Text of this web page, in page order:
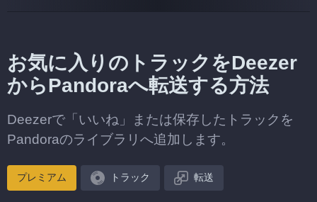
お気に入りのトラックをDeezer
からPandoraへ転送する方法
Deezerで「いいね」または保存したトラックを
Pandoraのライブラリへ追加します。
プレミアム トラック 転送